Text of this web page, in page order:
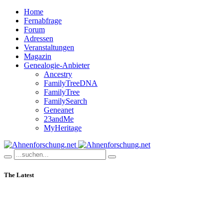
Home
Fernabfrage
Forum
Adressen
Veranstaltungen
Magazin
Genealogie-Anbieter
Ancestry
FamilyTreeDNA
FamilyTree
FamilySearch
Geneanet
23andMe
MyHeritage
The Latest